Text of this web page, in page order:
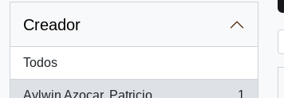
Creador
Todos
Aylwin Azocar, Patricio 1